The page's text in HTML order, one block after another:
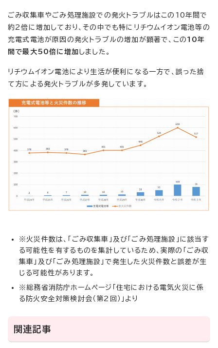
ごみ収集車やごみ処理施設での発火トラブルはこの10年間で
約2倍に増加しており、その中でも特にリチウムイオン電池等の
充電式電池が原因の発火トラブルの増加が顕著で、この 10年
間で最大50倍に増加 しました。
リチウムイオン電池により生活が便利になる一方で、誤った捨
て方による発火トラブルが多発しています。
※火災件数は、「ごみ収集車」及び「ごみ処理施設」に該当す
る可能性を有するものを集計しているため、実際の「ごみ収
集車」及び「ごみ処理施設」で発生した火災件数と誤差が生
じる可能性があります。
※総務省消防庁ホームページ「住宅における電気火災に係
る防火安全対策検討会（第2回）」より
関連記事